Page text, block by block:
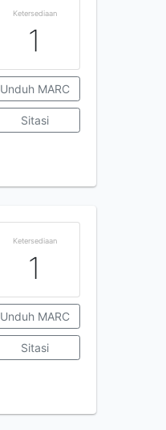
Ketersediaan
1
Unduh MARC
Sitasi
Ketersediaan
1
Unduh MARC
Sitasi